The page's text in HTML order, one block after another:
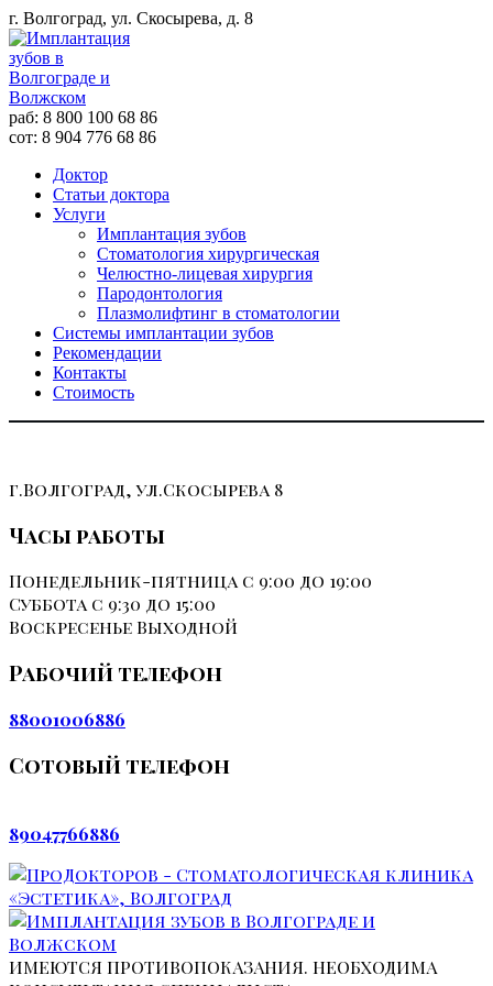
г. Волгоград, ул. Скосырева, д. 8
раб: 8 800 100 68 86
сот: 8 904 776 68 86
Доктор
Статьи доктора
Услуги
Имплантация зубов
Стоматология хирургическая
Челюстно-лицевая хирургия
Пародонтология
Плазмолифтинг в стоматологии
Системы имплантации зубов
Рекомендации
Контакты
Стоимость
г.Волгоград, ул.Скосырева 8
Часы работы
Понедельник-пятница с 9:00 до 19:00
Суббота с 9:30 до 15:00
ВоскресеньеВыходной
Рабочий телефон
88001006886
Сотовый телефон
89047766886
ИМЕЮТСЯ ПРОТИВОПОКАЗАНИЯ. НЕОБХОДИМА